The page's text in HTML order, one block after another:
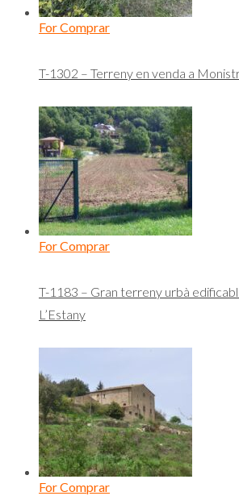
For Comprar
T-1302 – Terreny en venda a
For Comprar
T-1183 – Gran terreny urbà
L’Estany
For Comprar